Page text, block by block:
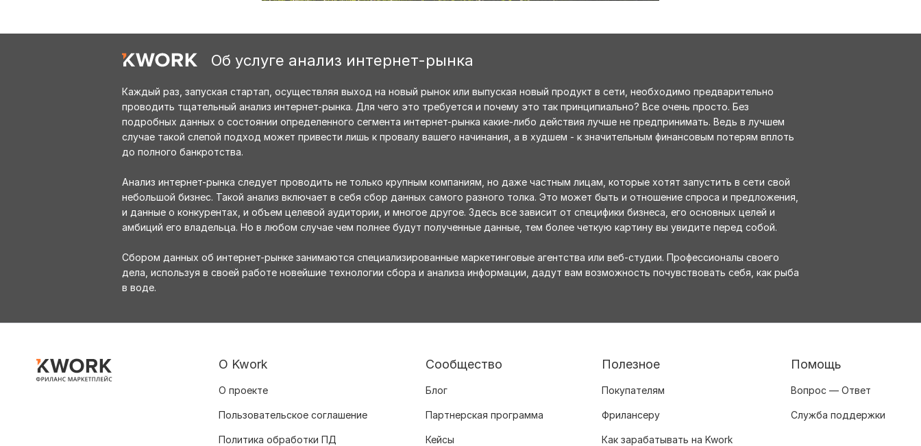
Об услуге анализ интернет-рынка
Каждый раз, запуская стартап, осуществляя выход на новый рынок или выпуская новый продукт в сети, необходимо предварительно
проводить тщательный анализ интернет-рынка. Для чего это требуется и почему это так принципиально? Все очень просто. Без
подробных данных о состоянии определенного сегмента интернет-рынка какие-либо действия лучше не предпринимать. Ведь в лучшем
случае такой слепой подход может привести лишь к провалу вашего начинания, а в худшем - к значительным финансовым потерям вплоть
до полного банкротства.
Анализ интернет-рынка следует проводить не только крупным компаниям, но даже частным лицам, которые хотят запустить в сети свой
небольшой бизнес. Такой анализ включает в себя сбор данных самого разного толка. Это может быть и отношение спроса и предложения,
и данные о конкурентах, и объем целевой аудитории, и многое другое. Здесь все зависит от специфики бизнеса, его основных целей и
амбиций его владельца. Но в любом случае чем полнее будут полученные данные, тем более четкую картину вы увидите перед собой.
Сбором данных об интернет-рынке занимаются специализированные маркетинговые агентства или веб-студии. Профессионалы своего
дела, используя в своей работе новейшие технологии сбора и анализа информации, дадут вам возможность почувствовать себя, как рыба
в воде.
О Kwork
О проекте
Пользовательское соглашение
Политика обработки ПД
Сообщество
Блог
Партнерская программа
Кейсы
Полезное
Покупателям
Фрилансеру
Как зарабатывать на Kwork
Помощь
Вопрос — Ответ
Служба поддержки